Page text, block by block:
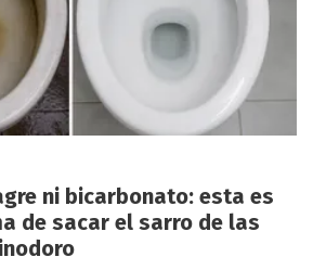
ni bicarbonato: esta es
de sacar el sarro de las